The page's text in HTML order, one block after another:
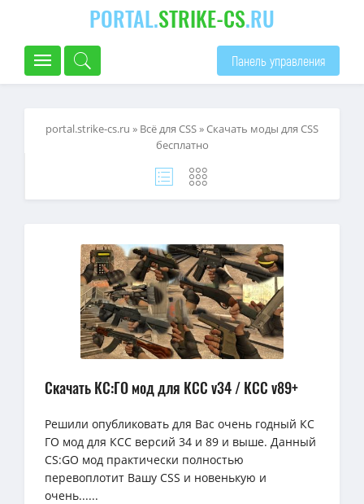
PORTAL.STRIKE-CS.RU
Панель управления
portal.strike-cs.ru » Всё для CSS» Скачать моды для CSS
бесплатно
Скачать КС:ГО мод для КСС v34 / КСС v89+
Решили опубликовать для Вас очень годный КС
ГО мод для КСС версий 34 и 89 и выше. Данный
CS:GO мод практически полностью
перевоплотит Вашу CSS и новенькую и
очень......